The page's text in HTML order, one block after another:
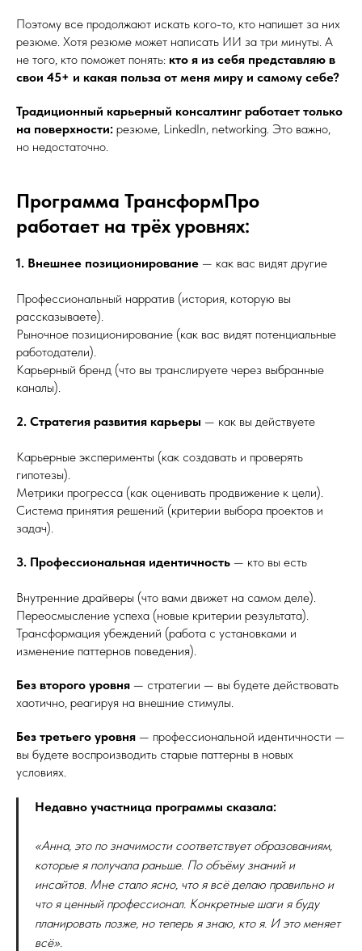
Поэтому все продолжают искать кого-то, кто напишет за них
резюме. Хотя резюме может написать ИИ за три минуты. А
не того, кто поможет понять: кто я из себя представляю в
свои 45+ и какая польза от меня миру и самому себе?
Традиционный карьерный консалтинг работает только
на поверхности: резюме, LinkedIn, networking. Это важно,
но недостаточно.
Программа ТрансформПро
работает на трёх уровнях:
1. Внешнее позиционирование — как вас видят другие
Профессиональный нарратив (история, которую вы
рассказываете).
Рыночное позиционирование (как вас видят потенциальные
работодатели).
Карьерный бренд (что вы транслируете через выбранные
каналы).
2. Стратегия развития карьеры — как вы действуете
Карьерные эксперименты (как создавать и проверять
гипотезы).
Метрики прогресса (как оценивать продвижение к цели).
Система принятия решений (критерии выбора проектов и
задач).
3. Профессиональная идентичность — кто вы есть
Внутренние драйверы (что вами движет на самом деле).
Переосмысление успеха (новые критерии результата).
Трансформация убеждений (работа с установками и
изменение паттернов поведения).
Без второго уровня — стратегии — вы будете действовать
хаотично, реагируя на внешние стимулы.
Без третьего уровня — профессиональной идентичности —
вы будете воспроизводить старые паттерны в новых
условиях.
Недавно участница программы сказала:
«Анна, это по значимости соответствует образованиям,
которые я получала раньше. По объёму знаний и
инсайтов. Мне стало ясно, что я всё делаю правильно и
что я ценный профессионал. Конкретные шаги я буду
планировать позже, но теперь я знаю, кто я. И это меняет
всё».